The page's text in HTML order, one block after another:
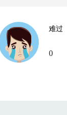
难过
0